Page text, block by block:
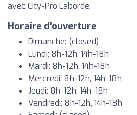
avec City-Pro Laborde.
Horaire d'ouverture
Dimanche: (closed)
Lundi: 8h-12h, 14h-18h
Mardi: 8h-12h, 14h-18h
Mercredi: 8h-12h, 14h-18h
Jeudi: 8h-12h, 14h-18h
Vendredi: 8h-12h, 14h-18h